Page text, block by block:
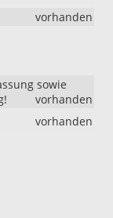
vorhanden
sowie
vorhanden
vorhanden